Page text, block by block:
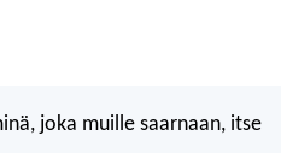
joka muille saarnaan, itse